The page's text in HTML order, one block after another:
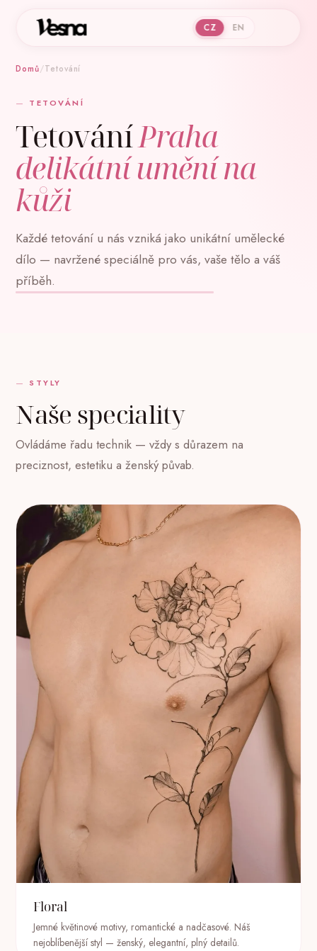
CZ EN
Domů/Tetování
TETOVÁNÍ
TetováníPraha
delikátní umění na
kůži
Každé tetování u nás vzniká jako unikátní umělecké
dílo — navržené speciálně pro vás, vaše tělo a váš
příběh.
STYLY
Naše speciality
Ovládáme řadu technik — vždy s důrazem na
preciznost, estetiku a ženský půvab.
Floral
Jemné květinové motivy, romantické a nadčasové. Náš
nejoblíbenější styl — ženský, elegantní, plný detailů.